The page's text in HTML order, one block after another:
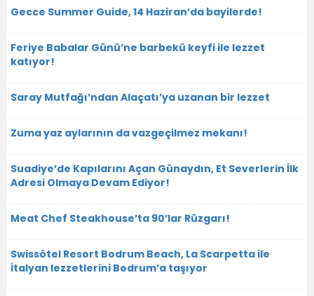
Gecce Summer Guide, 14 Haziran’da bayilerde!
Feriye Babalar Günü’ne barbekü keyfi ile lezzet
katıyor!
Saray Mutfağı’ndan Alaçatı’ya uzanan bir lezzet
Zuma yaz aylarının da vazgeçilmez mekanı!
Suadiye’de Kapılarını Açan Günaydın, Et Severlerin İlk
Adresi Olmaya Devam Ediyor!
Meat Chef Steakhouse’ta 90’lar Rüzgarı!
Swissôtel Resort Bodrum Beach, La Scarpetta ile
İtalyan lezzetlerini Bodrum’a taşıyor